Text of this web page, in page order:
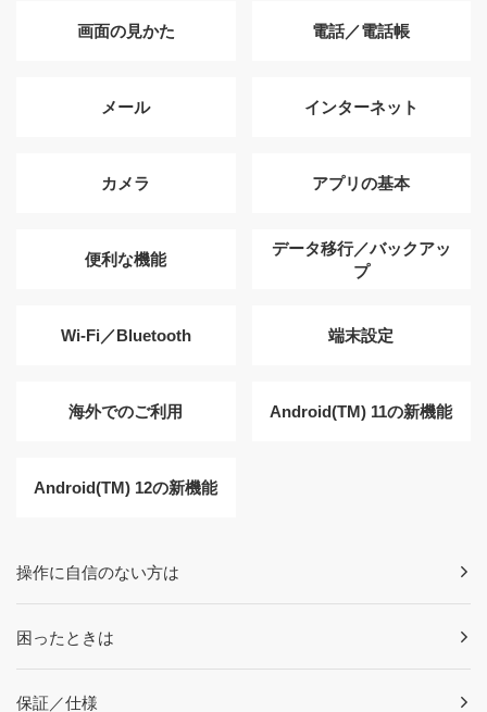
画面の見かた 電話／電話帳
メール インターネット
カメラ アプリの基本
便利な機能
データ移行／バックアッ
プ
Wi-Fi／Bluetooth 端末設定
海外でのご利用 Android(TM) 11の新機能
Android(TM) 12の新機能
操作に自信のない方は
困ったときは
保証／仕様